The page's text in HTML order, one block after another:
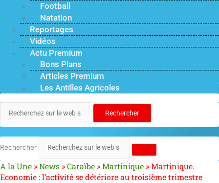
Football
Natation
Reportages
Vidéos
Actu Premium
Bons Plans
Articles Premium
Les Antilles Agricoles
Rechercher
Rechercher
A la Une »News »Caraïbe »Martinique »Martinique.
Economie : l’activité se détériore au troisième trimestre